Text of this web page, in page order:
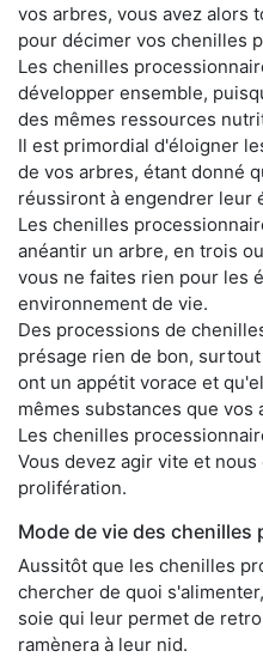
vos arbres, vous avez alors
pour décimer vos chenilles
Les chenilles
développer ensemble,
des mêmes ressources
Il est primordial d'éloigner
de vos arbres, étant donné
réussiront à engendrer leur
Les chenilles
anéantir un arbre, en trois
vous ne faites rien pour les
environnement de vie.
Des processions de
présage rien de bon,
ont un appétit vorace et
mêmes substances que vos
Les chenilles
Vous devez agir vite et
prolifération.
Mode de vie des chenilles
Aussitôt que les chenilles
chercher de quoi
soie qui leur permet de
ramènera à leur nid.